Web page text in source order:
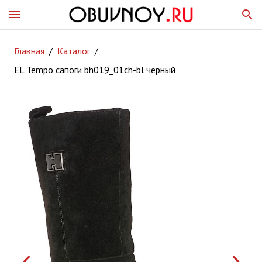
menu search
Главная / Каталог /
EL Tempo сапоги bh019_01ch-bl черный